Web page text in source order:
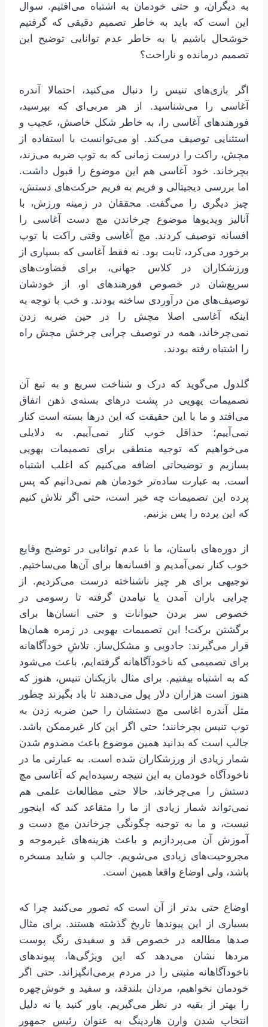
به دیگران، و حتی خودمان به اشتباه می‌افتیم. سوال
این است که باید به خاطر تصمیم دقیقی که گرفتیم
خوشحال باشیم یا به خاطر عدم توانایی توضیح این
تصمیم درمانده و ناراحت؟
اگر بازی‌های تنیس را دنبال می‌کنید، احتمالا آندره
آغاسی را می‌شناسید. از هر مربی‌ای که بپرسید،
فورهندهای آغاسی را، به خاطر شکل خاصش، عجیب و
استثنایی توصیف می‌کند. او می‌توانست با استفاده از
مچش، راکت را درست زمانی که به توپ ضربه می‌زند،
بچرخاند. خود آغاسی هم این موضوع را قبول داشت.
اما بررسی دیجیتالی و فریم به فریم حرکت‌های دستش،
چیز دیگری را می‌گفت. محققان در زمینه ورزش، با
آنالیز ویدیوها موضوع چرخاندن مچ دست آغاسی را
افسانه توصیف کردند. مچ آغاسی وقتی راکت با توپ
برخورد می‌کرد، ثابت بود. نه فقط آغاسی که بسیاری از
ورزشکاران در کلاس جهانی، برای قضاوت‌های
سریع‌شان در خصوص فورهندهای او، از خودشان
توصیف‌های من درآوردی ساخته بودند. و خب با توجه به
اینکه آغاسی اصلا مچش را در حین ضربه زدن
نمی‌چرخاند، همه در توصیف چرایی چرخش مچش راه
را اشتباه رفته بودند.
گلدول می‌گوید که درک و شناخت سریع و به تبع آن
تصمیمات یهویی در پشت درهای بسته‌ی ذهن اتفاق
می‌افتد و ما با این حقیقت که این درها بسته است کنار
نمی‌آییم؛ حداقل خوب کنار نمی‌آییم. به دلایلی
می‌خواهیم که توجیه منطقی برای تصمیمات یهویی
بسازیم و توضیحاتی اضافه می‌کنیم که اغلب اشتباه
است. به عبارت ساده‌تر خودمان هم نمی‌دانیم که پس
پرده این تصمیمات چه خبر است، حتی اگر تلاش کنیم
که این پرده را پس بزنیم.
از دوره‌های باستان، ما با عدم توانایی در توضیح وقایع
خوب کنار نمی‌آمدیم و افسانه‌ها برای آن‌ها می‌ساختیم.
توجیهی برای هر چیز ناشناخته درست می‌کردیم. از
چرایی باران آمدن یا نیامدن گرفته تا رسومی در
خصوص سر بردن حیوانات و حتی انسان‌ها برای
برگشتن برکت! این تصمیمات یهویی در زمره همان‌ها
قرار می‌گیرند: جادویی و مشکل‌ساز. تلاشِ خودآگاهانه
برای تصمیمی که ناخودآگاهانه گرفته‌ایم، باعث می‌شود
که به اشتباه بیفتیم. برای مثال بازیکنان تنیس، هنوز که
هنوز است هزاران دلار پول می‌دهند تا یاد بگیرند چطور
مثل آندره اغاسی مچ دستشان را حین ضربه زدن به
توپ تنیس بچرخانند؛ حتی اگر این کار غیرممکن باشد.
جالب است که بدانید همین موضوع باعث مصدوم شدن
شمار زیادی از ورزشکاران شده است. به عبارتی ما در
ناخودآگاه خودمان به این نتیجه رسیده‌ایم که آغاسی مچ
دستش را می‌چرخاند، حالا حتی مطالعات علمی هم
نمی‌تواند شمار زیادی از ما را متقاعد کند که اینجور
نیست، و ما به توجیه چگونگی چرخاندن مچ دست و
آموزش آن می‌پردازیم و باعث هزینه‌های غیرموجه و
مجروحیت‌های زیادی می‌شویم. جالب و شاید مسخره
باشد، ولی اوضاع واقعا همین است.
اوضاع حتی بدتر از آن است که تصور می‌کنید چرا که
بسیاری از این پیوندها تاریخ گذشته هستند. برای مثال
صدها مطالعه در خصوص قد و سفیدی رنگ پوست
مردها نشان می‌دهد که این ویژگی‌ها، پیوندهای
ناخودآگاهانه مثبتی را در مردم برمی‌انگیزاند. حتی اگر
خودمان نخواهیم، مردان بلندقد، و سفید و خوش‌چهره
را بهتر از بقیه در نظر می‌گیریم. باور کنید یا نه دلیل
انتخاب شدن وارن هاردینگ به عنوان رئیس جمهور